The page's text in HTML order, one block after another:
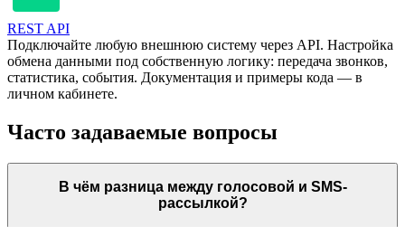
REST API
Подключайте любую внешнюю систему через API. Настройка
обмена данными под собственную логику: передача звонков,
статистика, события. Документация и примеры кода — в
личном кабинете.
Часто задаваемые вопросы
В чём разница между голосовой и SMS-
рассылкой?